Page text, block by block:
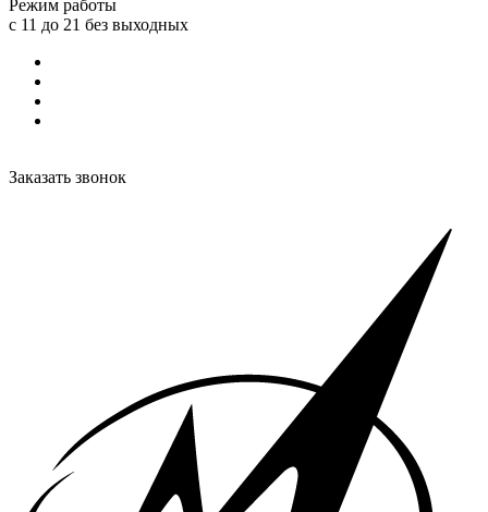
Режим работы
с 11 до 21 без выходных
Заказать звонок